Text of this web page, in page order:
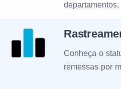
Conheça o
remessas por